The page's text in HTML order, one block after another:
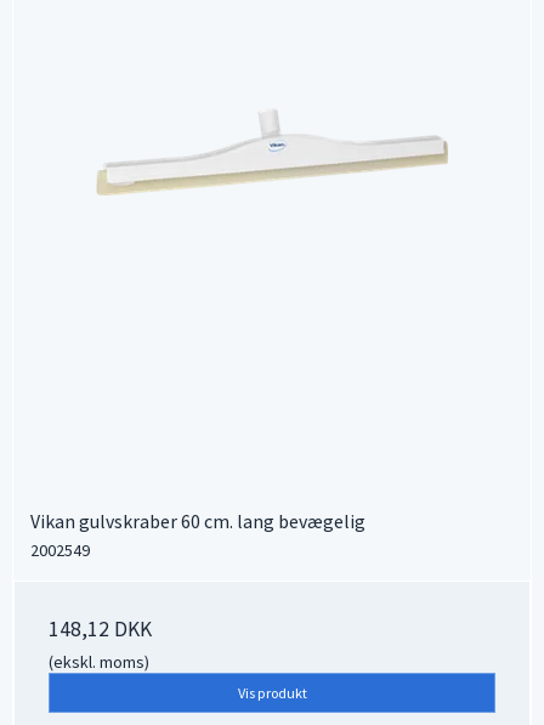
Vikan gulvskraber 60 cm. lang bevægelig
2002549
148,12 DKK
(ekskl. moms)
Vis produkt